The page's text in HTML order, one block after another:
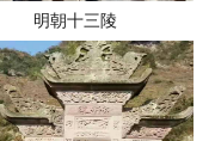
明朝十三陵